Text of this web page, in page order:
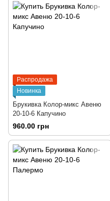
Распродажа
Новинка
Брукивка Колор-микс Авеню
20-10-6 Капучино
960.00 грн